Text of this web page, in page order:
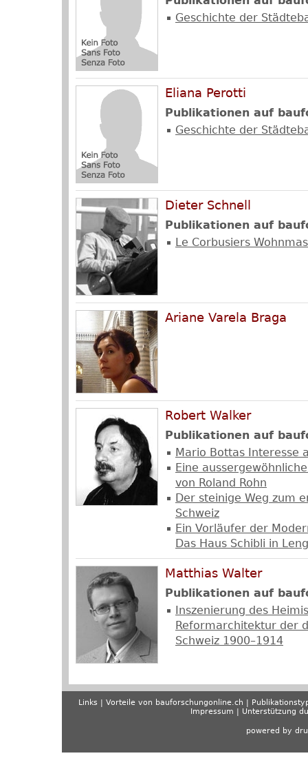
Geschichte der
Eliana Perotti
Publikationen auf
Geschichte der
Dieter Schnell
Publikationen auf
Le Corbusiers
Ariane Varela Braga
Robert Walker
Publikationen auf
Mario Bottas Interesse
Eine
von Roland Rohn
Der steinige Weg zum
Schweiz
Ein Vorläufer der
Das Haus Schibli in
Matthias Walter
Publikationen auf
Inszenierung des
Reformarchitektur der
Schweiz 1900–1914
Links Vorteile von bauforschungonline.ch
Impressum
Unterstützung
powered by